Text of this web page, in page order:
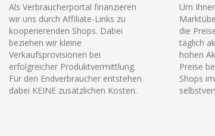
Als Verbraucherportal finanzieren
wir uns durch Affiliate-Links zu
kooperierenden Shops. Dabei
beziehen wir kleine
Verkaufsprovisionen bei
erfolgreicher Produktvermittlung.
Für den Endverbraucher entstehen
dabei KEINE zusätzlichen Kosten.
Um
die
täglich
hohen
Preise
Shops